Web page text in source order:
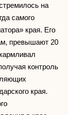
на
самого
края. Его
превышают 20
контроль
края.